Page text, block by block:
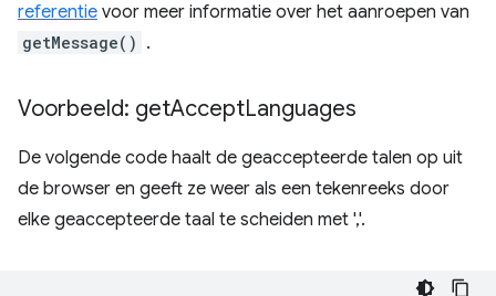
referentie voor meer informatie over het aanroepen van
getMessage() .
Voorbeeld: getAcceptLanguages
De volgende code haalt de geaccepteerde talen op uit
de browser en geeft ze weer als een tekenreeks door
elke geaccepteerde taal te scheiden met ','.